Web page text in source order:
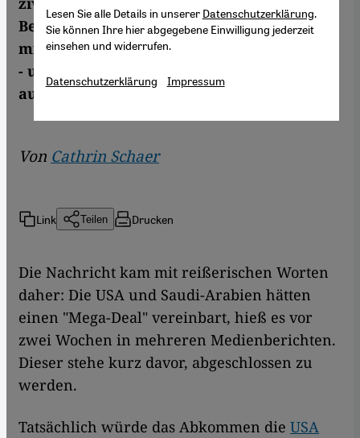
Beobachter fürchten, Riad könnte auch ein
militärisches Atomprogramm vorantreiben
- und damit ein Wettrüsten in der Region
auslösen.
Von Cathrin Schaer
Link Teilen Drucken
Die Nachricht kam mit reißerischen Worten
daher: Die USA und Saudi-Arabien hätten
einen "Mega-Deal" vereinbart, hieß es vor
zwei Wochen in mehreren Medienberichten.
Dieser stehe kurz davor, abgeschlossen zu
werden.
Tatsächlich würde das Abkommen die USA
Lesen Sie alle Details in unserer Datenschutzerklärung.
Sie können Ihre hier abgegebene Einwilligung jederzeit
einsehen und widerrufen.
Datenschutzerklärung Impressum